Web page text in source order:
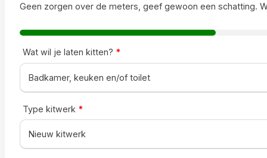
Geen zorgen over de meters, geef gewoon een schatting.
Wat wil je laten kitten? *
Type kitwerk *